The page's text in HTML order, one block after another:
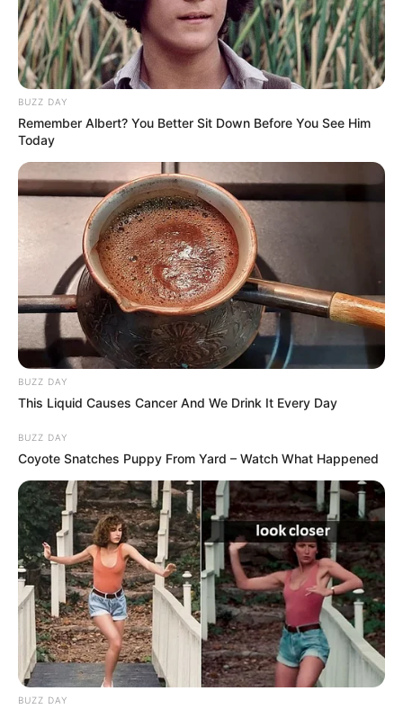
BUZZ DAY
Remember Albert? You Better Sit Down Before You See Him
Today
BUZZ DAY
This Liquid Causes Cancer And We Drink It Every Day
BUZZ DAY
Coyote Snatches Puppy From Yard – Watch What Happened
BUZZ DAY